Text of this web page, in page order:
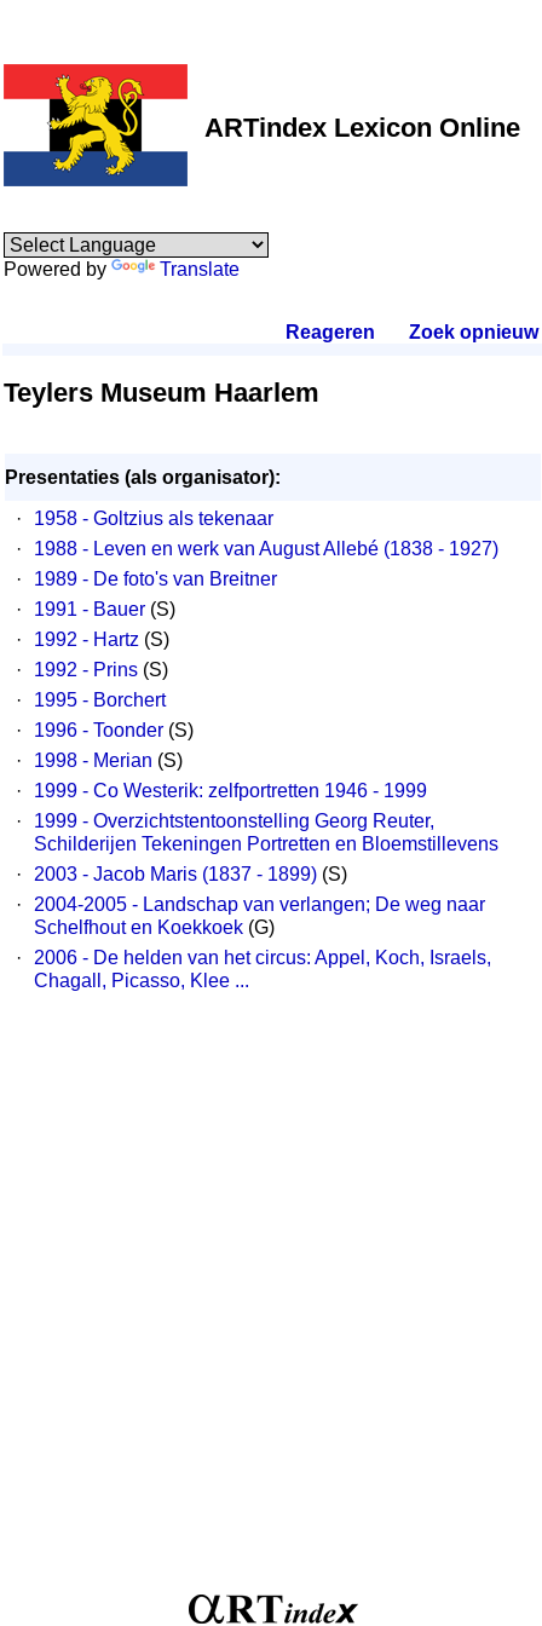
ARTindex Lexicon Online
Powered by Translate
Reageren Zoek opnieuw.
Teylers Museum Haarlem
Presentaties (als organisator):
·
1958 - Goltzius als tekenaar
·
1988 - Leven en werk van August Allebé (1838 - 1927)
·
1989 - De foto's van Breitner
·
1991 - Bauer (S)
·
1992 - Hartz (S)
·
1992 - Prins (S)
·
1995 - Borchert
·
1996 - Toonder (S)
·
1998 - Merian (S)
·
1999 - Co Westerik: zelfportretten 1946 - 1999
·
1999 - Overzichtstentoonstelling Georg Reuter,
Schilderijen Tekeningen Portretten en Bloemstillevens
·
2003 - Jacob Maris (1837 - 1899) (S)
·
2004-2005 - Landschap van verlangen; De weg naar
Schelfhout en Koekkoek (G)
·
2006 - De helden van het circus: Appel, Koch, Israels,
Chagall, Picasso, Klee ...